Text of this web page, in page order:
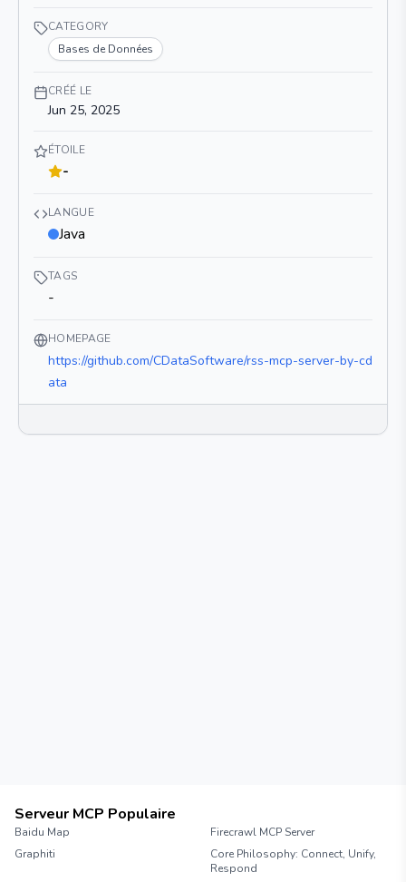
CATEGORY
Bases de Données
CRÉÉ LE
Jun 25, 2025
ÉTOILE
-
LANGUE
Java
TAGS
-
HOMEPAGE
https://github.com/CDataSoftware/rss-mcp-server-by-cd
ata
Serveur MCP Populaire
Baidu Map
Firecrawl MCP Server
Graphiti
Core Philosophy: Connect, Unify,
Respond